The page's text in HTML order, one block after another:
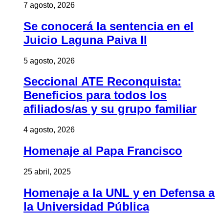
7 agosto, 2026
Se conocerá la sentencia en el
Juicio Laguna Paiva II
5 agosto, 2026
Seccional ATE Reconquista:
Beneficios para todos los
afiliados/as y su grupo familiar
4 agosto, 2026
Homenaje al Papa Francisco
25 abril, 2025
Homenaje a la UNL y en Defensa a
la Universidad Pública